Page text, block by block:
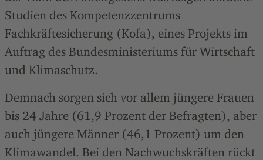
Studien des Kompetenzzentrums
Fachkräftesicherung (Kofa), eines Projekts im
Auftrag des Bundesministeriums für Wirtschaft
und Klimaschutz.
Demnach sorgen sich vor allem jüngere Frauen
bis 24 Jahre (61,9 Prozent der Befragten), aber
auch jüngere Männer (46,1 Prozent) um den
Klimawandel. Bei den Nachwuchskräften rückt